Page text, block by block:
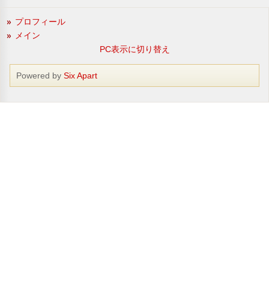
プロフィール
メイン
PC表示に切り替え
Powered by Six Apart